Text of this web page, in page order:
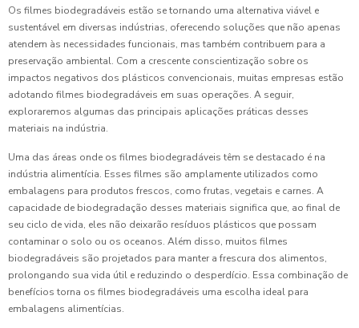
Os filmes biodegradáveis estão se tornando uma alternativa viável e
sustentável em diversas indústrias, oferecendo soluções que não apenas
atendem às necessidades funcionais, mas também contribuem para a
preservação ambiental. Com a crescente conscientização sobre os
impactos negativos dos plásticos convencionais, muitas empresas estão
adotando filmes biodegradáveis em suas operações. A seguir,
exploraremos algumas das principais aplicações práticas desses
materiais na indústria.
Uma das áreas onde os filmes biodegradáveis têm se destacado é na
indústria alimentícia. Esses filmes são amplamente utilizados como
embalagens para produtos frescos, como frutas, vegetais e carnes. A
capacidade de biodegradação desses materiais significa que, ao final de
seu ciclo de vida, eles não deixarão resíduos plásticos que possam
contaminar o solo ou os oceanos. Além disso, muitos filmes
biodegradáveis são projetados para manter a frescura dos alimentos,
prolongando sua vida útil e reduzindo o desperdício. Essa combinação de
benefícios torna os filmes biodegradáveis uma escolha ideal para
embalagens alimentícias.